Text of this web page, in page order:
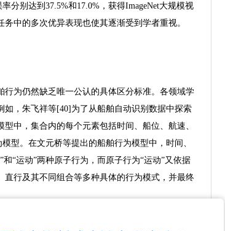
分别达到37.5%和17.0%，获得ImageNet大规模视
中的多次优异表现也使其逐渐受到学者重视。
为仍然缺乏唯一公认的具体区分标准。各领域学
，朱飞祥等[40]为了从船舶自动识别数据中探索
中，集合内的每个元素包括时间、船位、航速、
型。在文元桥等提出的船舶行为模型中，时间、
“运动”两种原子行为，而原子行为“运动”又依据
行及其不同组合等多种具体的行为模式，并最终
情况。广义的渔船捕捞行为知识的渔船一系列航
重要参与者。而且渔船体量、吨位相对较小，且